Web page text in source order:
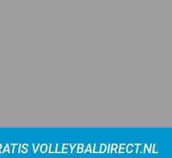
VOLLEYBALDIRECT.NL